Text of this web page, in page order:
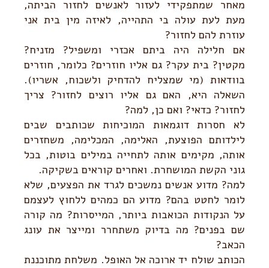
מאחר שמתפקידי לעזור לאנשים לחזור הביתה,
מעת לעת עולה בי התהייה, לאיזה מין בית אני
עוזרת להם לחזור?
אם חלילה היה ביתם אכזרי ומשפיל? מזניח?
מקטין? בית עקר? גם אליו חוזרים? כלומר, חוזרים
בוודאות (מי שמצליח להדחיק ולשכוח, אשריו).
השאלה היא, האם גם אליו רוצים לחזור? צריך
לחזור? כדאי? ואם כן, למה?
לא חסרות דוגמאות המוכיחות שכותבים שבים
לילדותם הפוצעת, האלימה, המכלימה, משחזרים
אותה, מקימים אותה לתחייה במילים בוטות, בכל
גוני הקשת המושחרת. ואחרים קוראים בשקיקה.
למה? מדוע אנשים נמשכים לגרד את הפצעים, שלא
לומר לחטט בהם? מדוע הם כמהים ללחוץ לעצמם
על הנקודות הכואבות ביותר, המייסרות? מה קורה
שם בפנים? מה בדיוק משתחרר ומייצר את עונג
הכאב?
הכותב שולח יד ארוכה אל האופל. משלחת מתוכננת